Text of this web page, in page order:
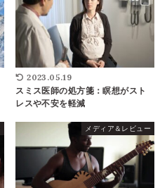
2023.05.19
スミス医師の処方箋：瞑想がスト
レスや不安を軽減
メディア＆レビュー